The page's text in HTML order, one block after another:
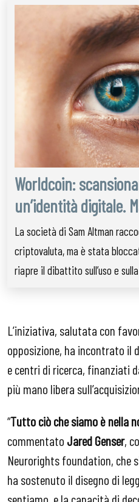
Worldcoin:
un’identità digitale.
La società di Sam Altman
criptovaluta, ma è stata
riapre il dibattito sull’uso e
L’iniziativa, salutata con
opposizione, ha incontrato il
e centri di ricerca, finanziati
più mano libera
“Tutto ciò che siamo è nella
commentato Jared Genser,
Neurorights foundation, che
ha sostenuto il disegno di